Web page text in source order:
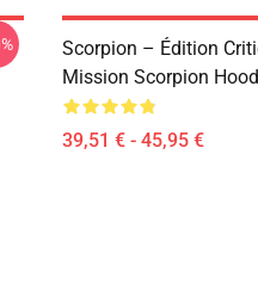
Scorpion – Édition
Mission Scorpion
39,51 € - 45,95 €